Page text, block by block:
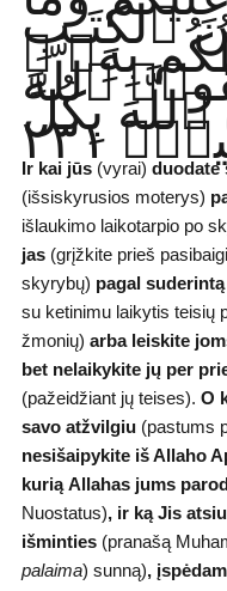
ٱلْكِتَـٰبِ
بِهِۦ
ٱللَّهَ
بِكُلِّ ٢٣١ Ir kai jūs(vyrai) duodate
(išsiskyrusios moterys)
išlaukimo laikotarpio po
jas(grįžkite prieš
skyrybų) pagal suderintą
su ketinimu laikytis teisių
žmonių) arba leiskite
bet nelaikykite jų per
(pažeidžiant jų teises). O
savo atžvilgiu(pastums
nesišaipykite iš Allaho
kurią Allahas jums
Nuostatus), ir ką Jis
išminties(pranašą
palaima) sunną),